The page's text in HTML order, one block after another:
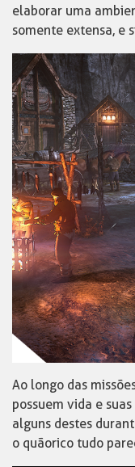
elaborar uma
somente extensa, e
Ao longo das
possuem vida e
alguns destes
o quão rico tudo